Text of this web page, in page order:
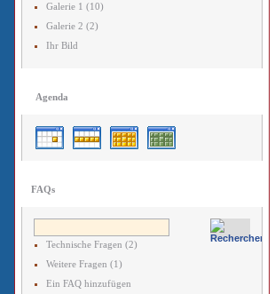
Galerie 1 (10)
Galerie 2 (2)
Ihr Bild
Agenda
FAQs
Technische Fragen (2)
Weitere Fragen (1)
Ein FAQ hinzufügen